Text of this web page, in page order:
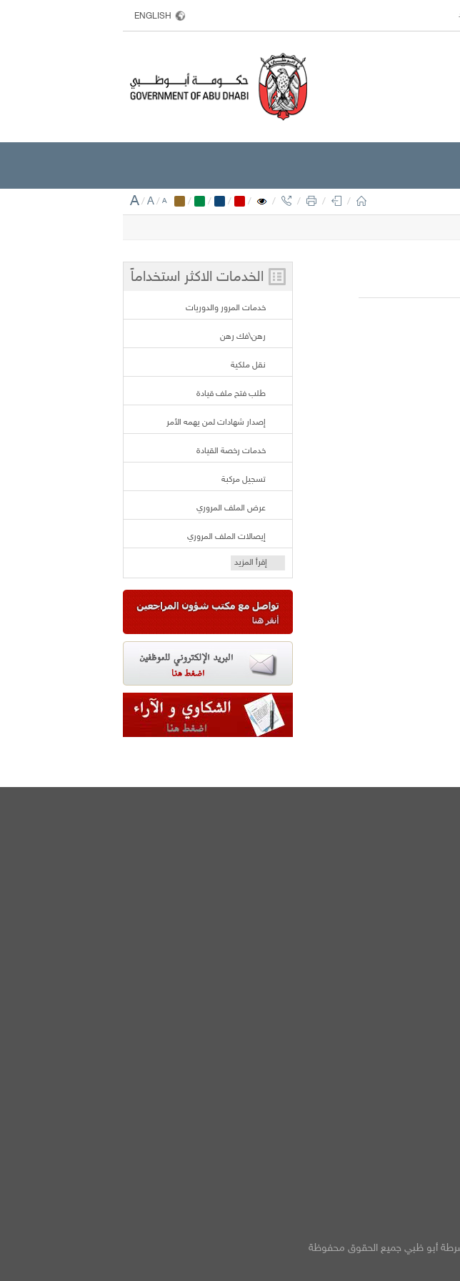
ENGLISH
A/A/ A / / / / / / / /
الخدمات الاكثر استخداماً
خدمات المرور والدوريات
رهن\فك رهن
نقل ملكية
طلب فتح ملف قيادة
إصدار شهادات لمن يهمه الأمر
خدمات رخصة القيادة
تسجيل مركبة
عرض الملف المروري
إيصالات الملف المروري
إقرأ المزيد